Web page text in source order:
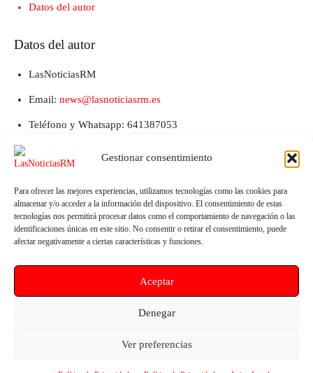
Gestionar consentimiento
Para ofrecer las mejores experiencias, utilizamos tecnologías como las cookies para
almacenar y/o acceder a la información del dispositivo. El consentimiento de estas
tecnologías nos permitirá procesar datos como el comportamiento de navegación o las
identificaciones únicas en este sitio. No consentir o retirar el consentimiento, puede
afectar negativamente a ciertas características y funciones.
Aceptar
Denegar
Ver preferencias
Datos del autor
Datos del autor
LasNoticiasRM
Email: news@lasnoticiasrm.es
Teléfono y Whatsapp: 641387053
Los Alcázares estrena Punto de
El PSOE de Lorca denuncia el